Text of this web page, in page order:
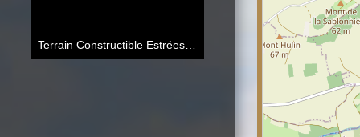
Terrain Constructible Estrées 05 a 95 ca